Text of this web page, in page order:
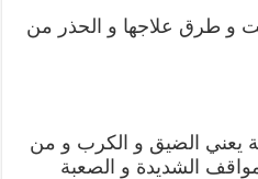
و طرق علاجها و الحذر من
يعني الضيق و الكرب و من
الشديدة و الصعبة